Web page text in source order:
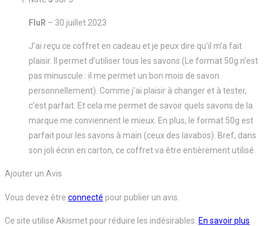
FluR – 30 juillet 2023
J’ai reçu ce coffret en cadeau et je peux dire qu’il m’a fait
plaisir. Il permet d’utiliser tous les savons (Le format 50g n’est
pas minuscule : il me permet un bon mois de savon
personnellement). Comme j’ai plaisir à changer et à tester,
c’est parfait. Et cela me permet de savoir quels savons de la
marque me conviennent le mieux. En plus, le format 50g est
parfait pour les savons à main (ceux des lavabos). Bref, dans
son joli écrin en carton, ce coffret va être entièrement utilisé.
Ajouter un Avis
Vous devez être connecté pour publier un avis.
Ce site utilise Akismet pour réduire les indésirables. En savoir plus